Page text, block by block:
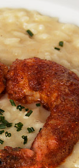
COMPRAR LIVRO